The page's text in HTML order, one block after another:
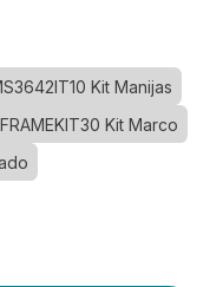
Kit Manijas
Kit Marco